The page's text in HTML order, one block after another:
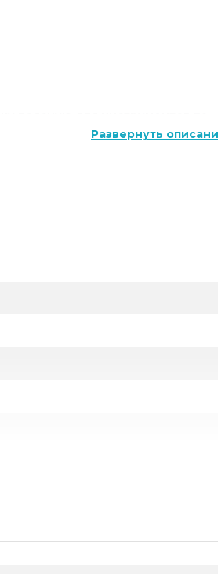
поэтому вы можете внести
Развернуть